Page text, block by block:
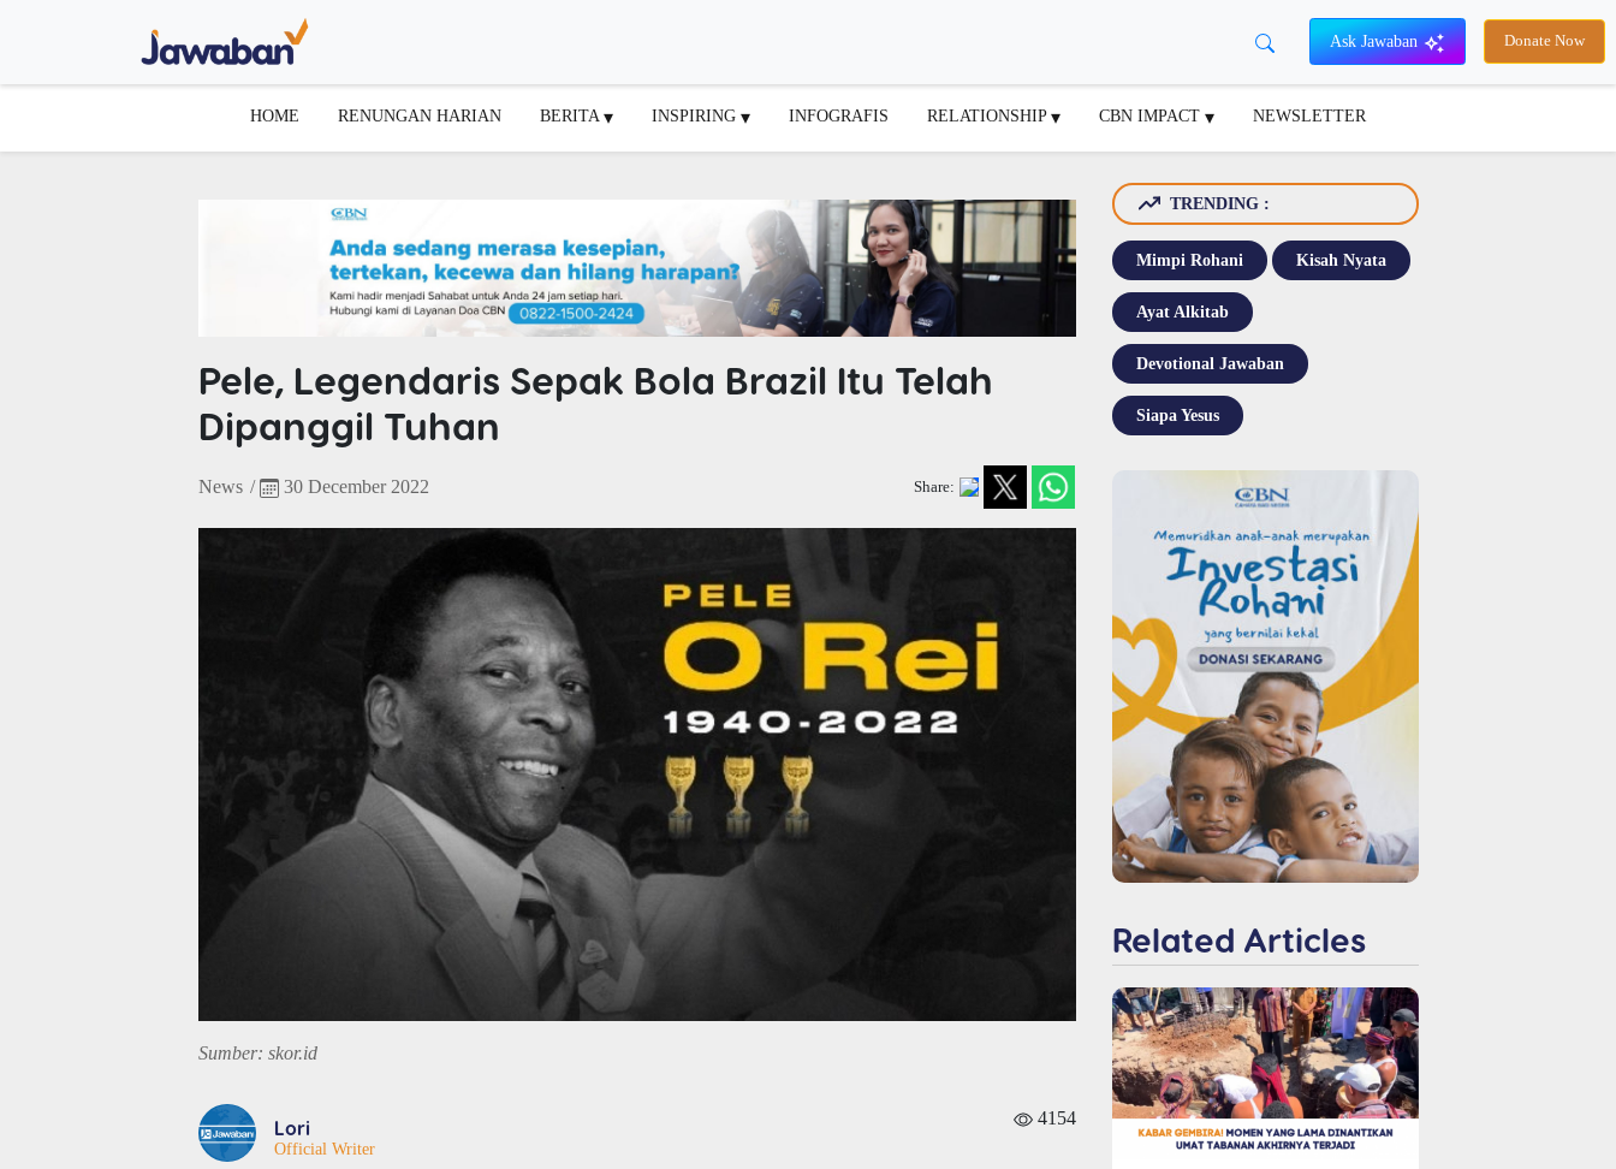
Ask Jawaban Donate Now
HOME RENUNGAN HARIAN BERITA INSPIRING INFOGRAFIS RELATIONSHIP CBN IMPACT NEWSLETTER
Pele, Legendaris Sepak Bola Brazil Itu Telah
Dipanggil Tuhan
News / 30 December 2022 Share:
Sumber: skor.id
Lori
Official Writer
4154
TRENDING :
Mimpi Rohani Kisah Nyata
Ayat Alkitab
Devotional Jawaban
Siapa Yesus
Related Articles